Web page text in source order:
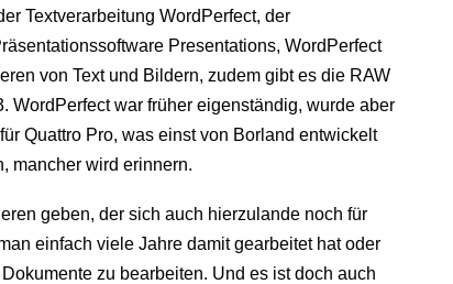
Textverarbeitung WordPerfect, der
Presentations, WordPerfect
von Text und Bildern, zudem gibt es die RAW
WordPerfect war früher eigenständig, wurde aber
Quattro Pro, was einst von Borland entwickelt
mancher wird erinnern.
geben, der sich auch hierzulande noch für
einfach viele Jahre damit gearbeitet hat oder
zu bearbeiten. Und es ist doch auch